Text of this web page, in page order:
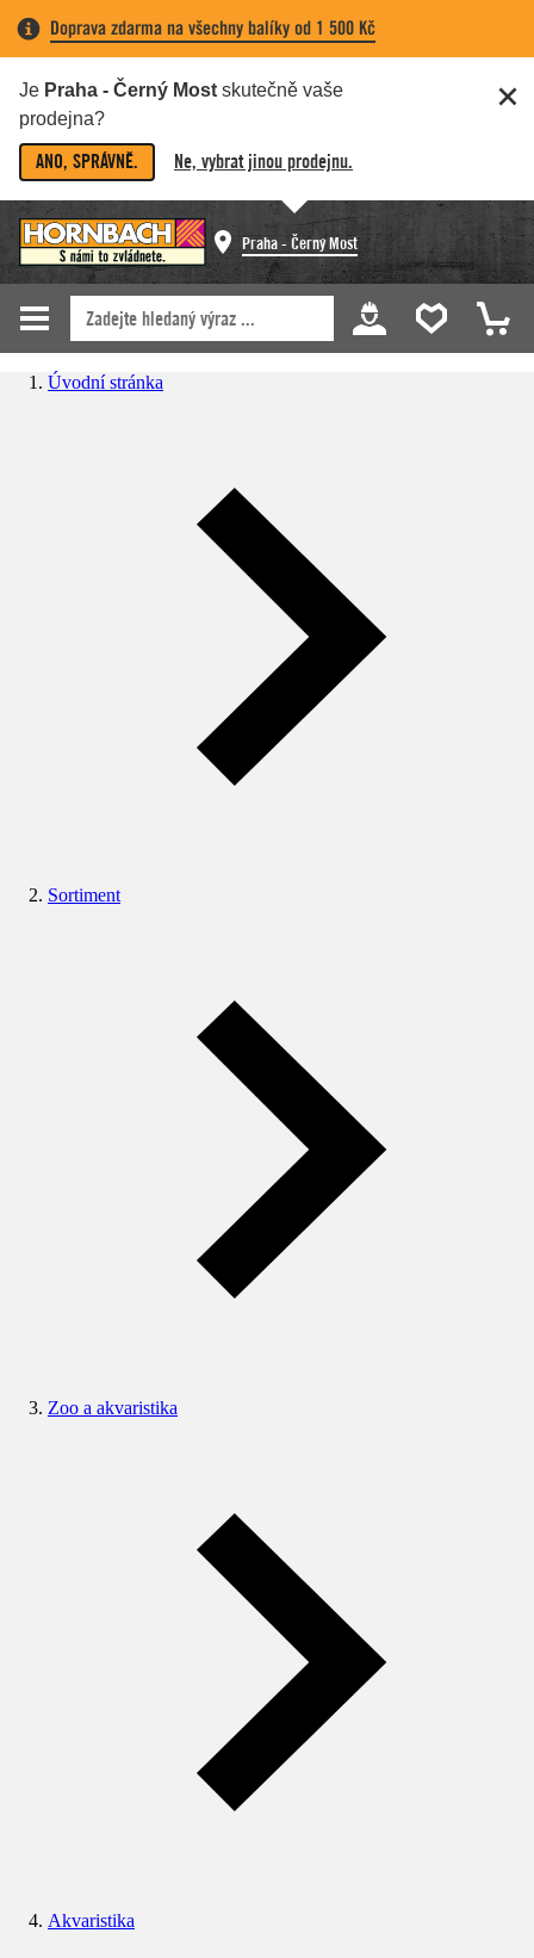
Doprava zdarma na všechny balíky od 1 500 Kč
Je Praha - Černý Most skutečně vaše
prodejna?
ANO, SPRÁVNĚ. Ne, vybrat jinou prodejnu.
Praha - Černý Most
Úvodní stránka
Sortiment
Zoo a akvaristika
Akvaristika